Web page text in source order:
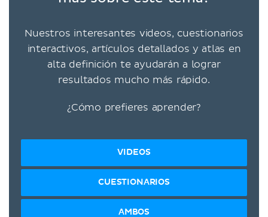
Nuestros interesantes videos, cuestionarios
interactivos, artículos detallados y atlas en
alta definición te ayudarán a lograr
resultados mucho más rápido.
¿Cómo prefieres aprender?
VIDEOS
CUESTIONARIOS
AMBOS